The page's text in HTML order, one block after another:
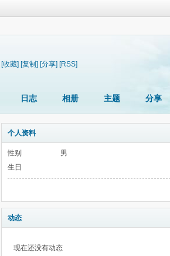
[收藏] [复制] [分享] [RSS]
日志 相册 主题 分享
个人资料
性别
男
生日
动态
现在还没有动态